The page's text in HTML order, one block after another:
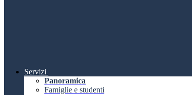
Servizi
Panoramica
Famiglie e studenti